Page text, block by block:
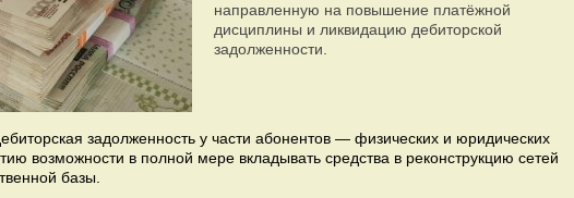
направленную на повышение платёжной
дисциплины и ликвидацию дебиторской
задолженности.
задолженность у части абонентов — физических и юридических
возможности в полной мере вкладывать средства в реконструкцию сетей
базы.